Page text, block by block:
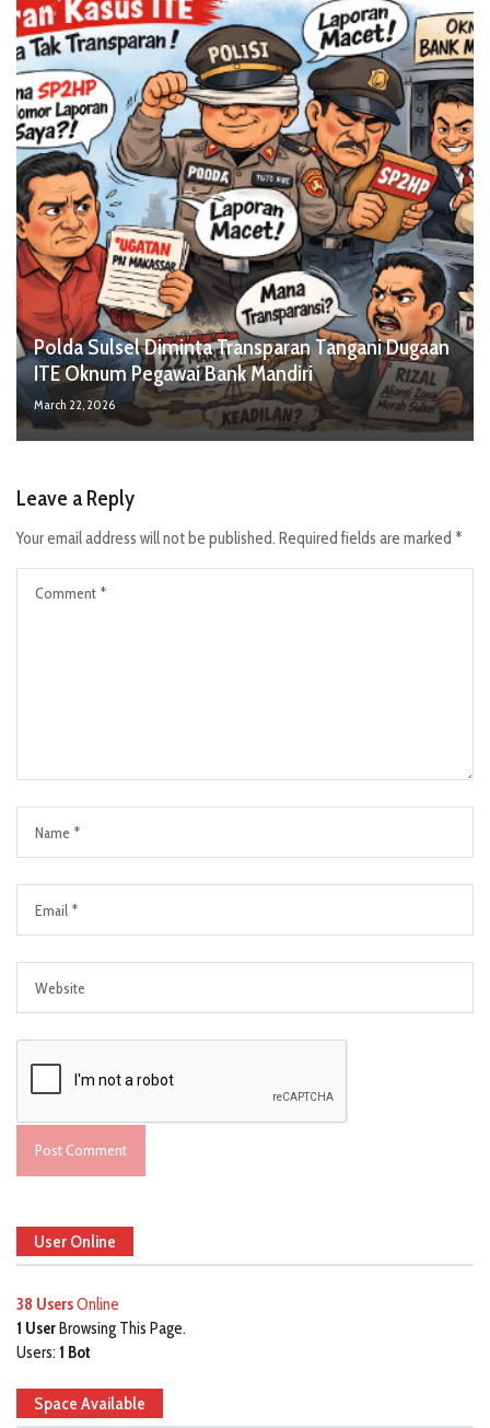
Polda Sulsel Diminta Transparan Tangani Dugaan
ITE Oknum Pegawai Bank Mandiri
March 22, 2026
Leave a Reply
Your email address will not be published. Required fields are marked *
User Online
38 UsersOnline
1 UserBrowsing This Page.
Users: 1 Bot
Space Available